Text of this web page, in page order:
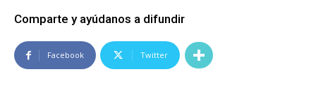
Comparte y ayúdanos a difundir
Facebook Twitter